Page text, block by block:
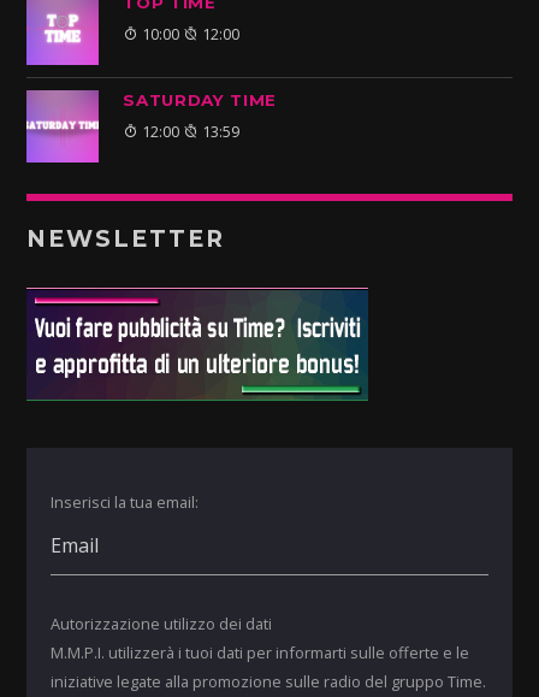
10:00 12:00
SATURDAY TIME
12:00 13:59
NEWSLETTER
Inserisci la tua email:
Autorizzazione utilizzo dei dati
M.M.P.I. utilizzerà i tuoi dati per informarti sulle offerte e le
iniziative legate alla promozione sulle radio del gruppo Time.